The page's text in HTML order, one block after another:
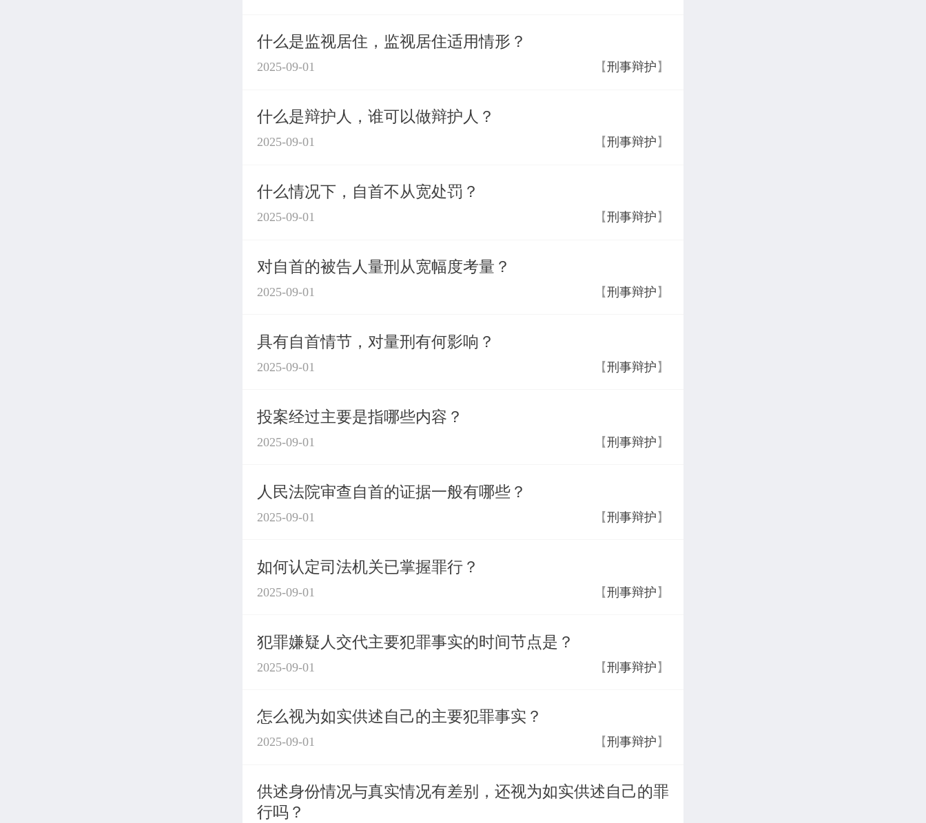
什么是监视居住，监视居住适用情形？
2025-09-01 【刑事辩护 】
什么是辩护人，谁可以做辩护人？
2025-09-01 【刑事辩护 】
什么情况下，自首不从宽处罚？
2025-09-01 【刑事辩护 】
对自首的被告人量刑从宽幅度考量？
2025-09-01 【刑事辩护 】
具有自首情节，对量刑有何影响？
2025-09-01 【刑事辩护 】
投案经过主要是指哪些内容？
2025-09-01 【刑事辩护 】
人民法院审查自首的证据一般有哪些？
2025-09-01 【刑事辩护 】
如何认定司法机关已掌握罪行？
2025-09-01 【刑事辩护 】
犯罪嫌疑人交代主要犯罪事实的时间节点是？
2025-09-01 【刑事辩护 】
怎么视为如实供述自己的主要犯罪事实？
2025-09-01 【刑事辩护 】
供述身份情况与真实情况有差别，还视为如实供述自己的罪
行吗？